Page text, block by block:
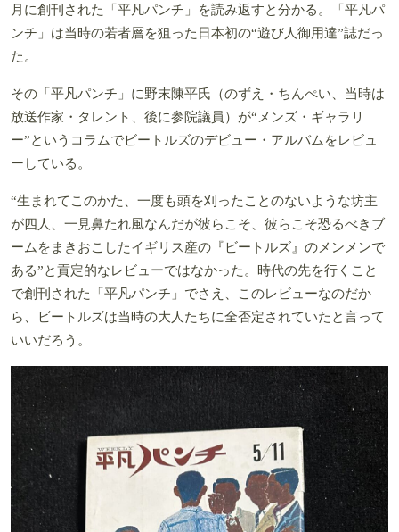
月に創刊された「平凡パンチ」を読み返すと分かる。「平凡パ
ンチ」は当時の若者層を狙った日本初の“遊び人御用達”誌だっ
た。
その「平凡パンチ」に野末陳平氏（のずえ・ちんぺい、当時は
放送作家・タレント、後に参院議員）が“メンズ・ギャラリ
ー”というコラムでビートルズのデビュー・アルバムをレビュ
ーしている。
“生まれてこのかた、一度も頭を刈ったことのないような坊主
が四人、一見鼻たれ風なんだが彼らこそ、彼らこそ恐るべきブ
ームをまきおこしたイギリス産の『ビートルズ』のメンメンで
ある”と貢定的なレビューではなかった。時代の先を行くこと
で創刊された「平凡パンチ」でさえ、このレビューなのだか
ら、ビートルズは当時の大人たちに全否定されていたと言って
いいだろう。